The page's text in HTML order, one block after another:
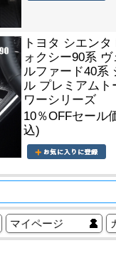
トヨタ シエン
ォクシー90系
ルファード40系
ル プレミアムト
ワーシリーズ
10％OFFセール
込)
マイページ